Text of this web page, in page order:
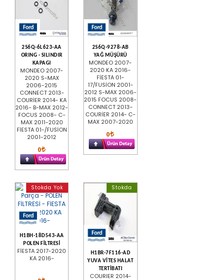
2S6Q-6L623-AA
ORING - SILINDIR
KAPAGI
MONDEO 2007-
2020 S-MAX
2006-2015
CONNECT 2013-
COURİER 2014- KA
2016- B-MAX 2012-
FOCUS 2008- C-
MAX 2011-2020
FİESTA 01-/FUSİON
2001-2012
0
2S6Q-9278-AB
YAĞ MÜŞÜRÜ
MONDEO 2007-
2020 KA 2016-
FİESTA 01-
17/FUSİON 2001-
2012 S-MAX 2006-
2015 FOCUS 2008-
CONNECT 2013-
COURİER 2014- C-
MAX 2007-2020
0
Stokda Yok
H1BH-18D543-AA
POLEN FİLTRESİ
FİESTA 2017-2020
KA 2016-
Stokda
H1BR-7F116-AD
YUVA VİTES HALAT
TERTİBATI
COURIER 2014-